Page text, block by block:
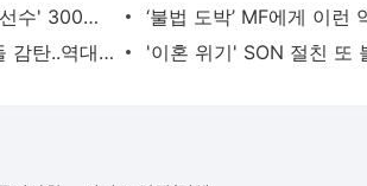
'세계에서 가장 아름다운 축구 선수' 300만 팬들 홀린 비키니 자태
女축구선수, “정말 대단해” 팬들 감탄..역대급 '아찔' 몸매 자랑